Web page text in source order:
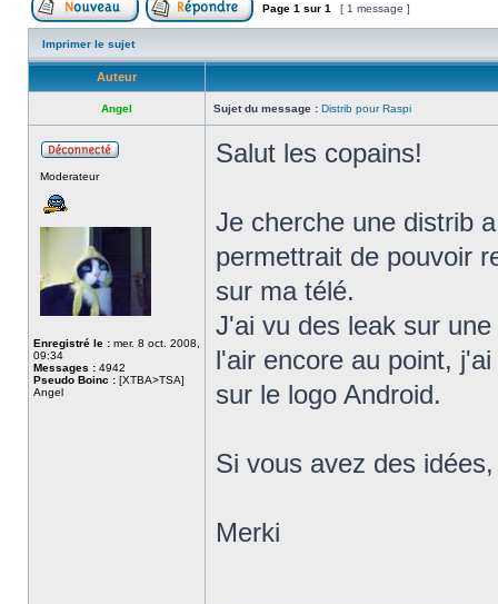
Poster un nouveau sujetRépondre au sujet
Page 1 sur 1 [ 1 message ]
Imprimer le sujet
Auteur
Angel Sujet du message : Distrib pour Raspi
Moderateur
Enregistré le : mer. 8 oct. 2008,
09:34
Messages : 4942
Pseudo Boinc : [XTBA>TSA]
Angel
Salut les copains!
Je cherche une distrib
permettrait de pouvoir
sur ma télé.
J'ai vu des leak sur
l'air encore au point,
sur le logo Android.
Si vous avez des
Merki